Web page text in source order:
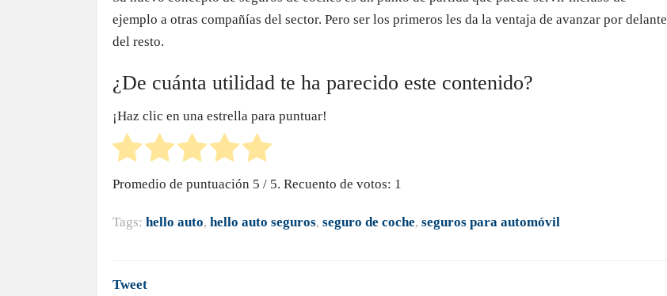
ejemplo a otras compañías del sector. Pero ser los primeros les da la ventaja de avanzar por delante
del resto.
¿De cuánta utilidad te ha parecido este contenido?
¡Haz clic en una estrella para puntuar!
Promedio de puntuación 5 / 5. Recuento de votos: 1
Tags: hello auto, hello auto seguros, seguro de coche, seguros para automóvil
Tweet